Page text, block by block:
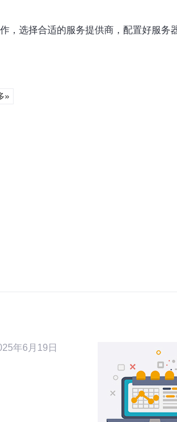
，选择合适的服务提供商，配置好服
»
年6月19日